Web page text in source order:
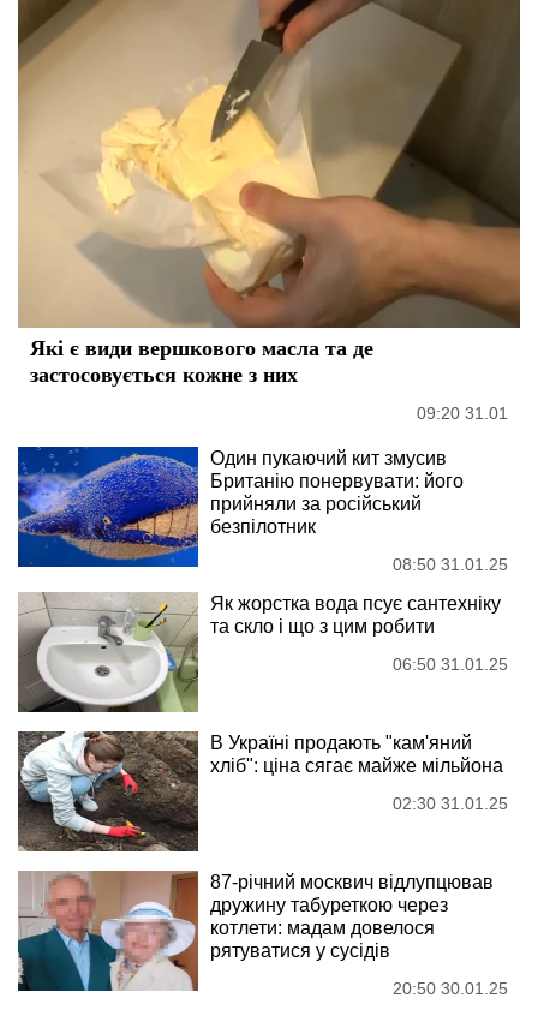
Які є види вершкового масла та де
застосовується кожне з них
09:20 31.01
Один пукаючий кит змусив
Британію понервувати: його
прийняли за російський
безпілотник
08:50 31.01.25
Як жорстка вода псує сантехніку
та скло і що з цим робити
06:50 31.01.25
В Україні продають "кам'яний
хліб": ціна сягає майже мільйона
02:30 31.01.25
87-річний москвич відлупцював
дружину табуреткою через
котлети: мадам довелося
рятуватися у сусідів
20:50 30.01.25